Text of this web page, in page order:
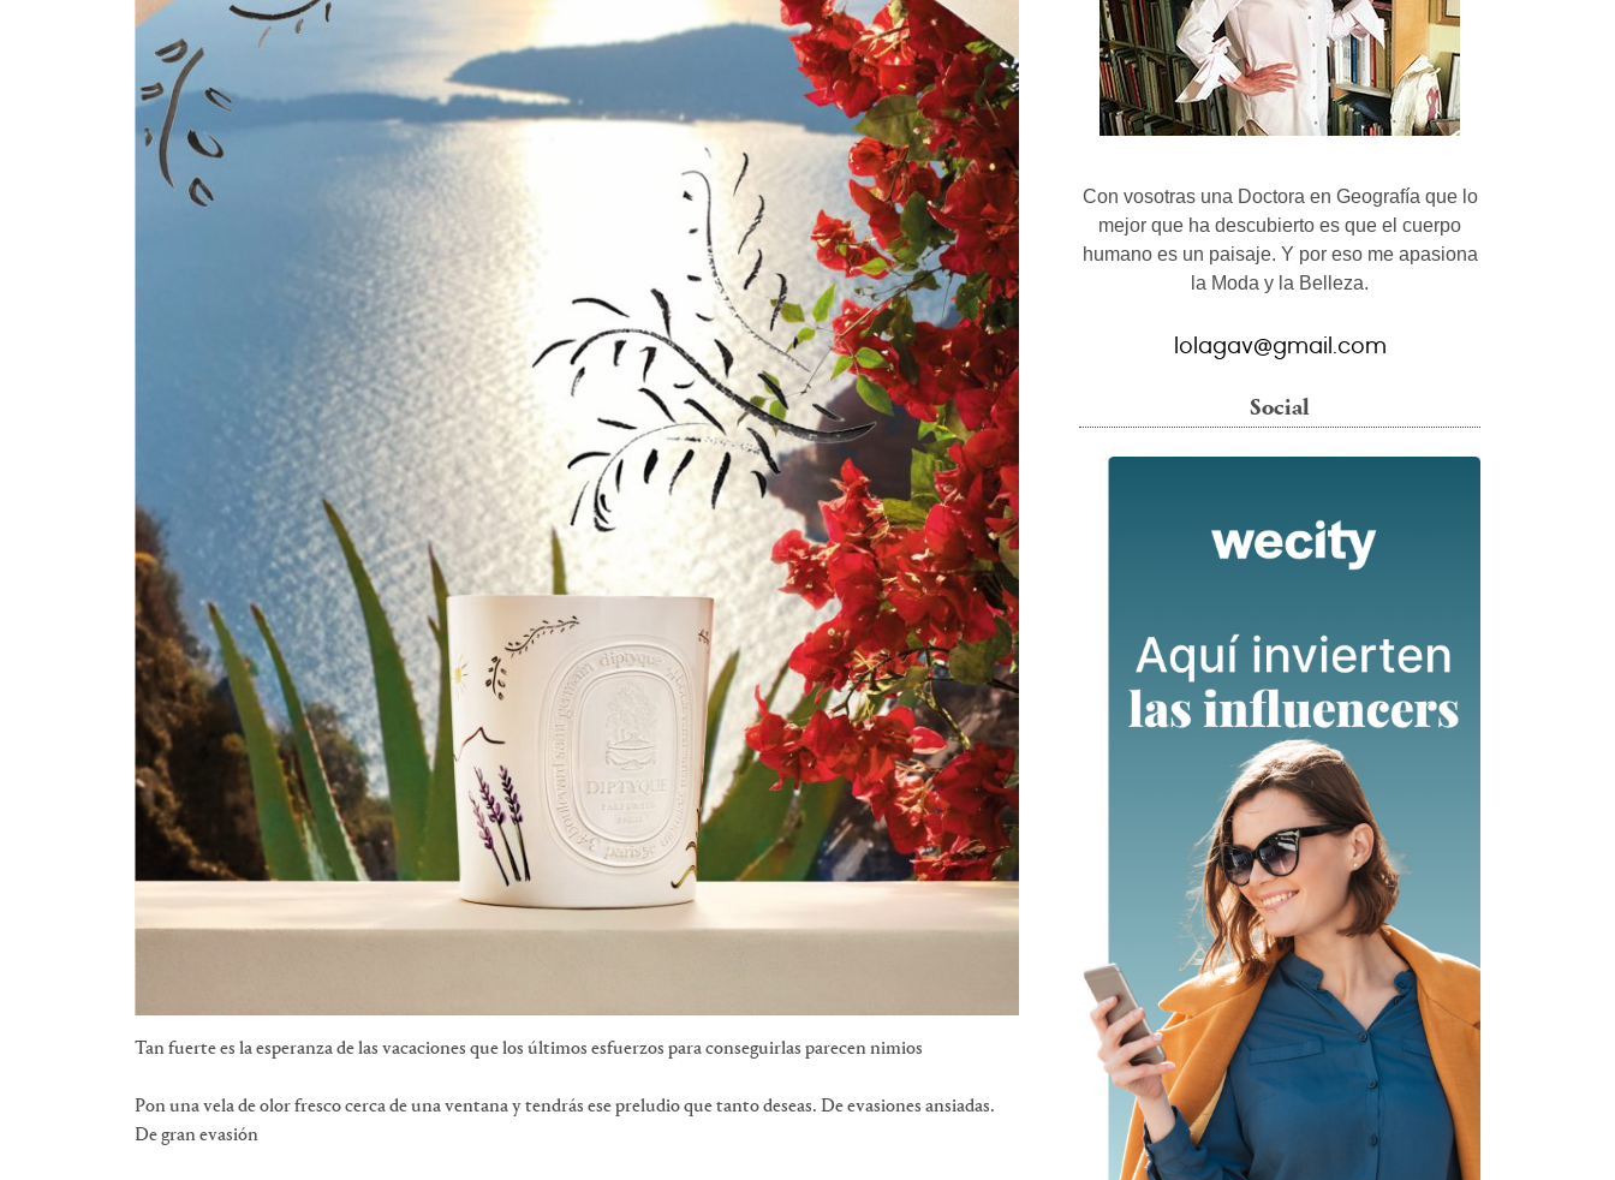
Tan fuerte es la esperanza de las vacaciones que los últimos esfuerzos para conseguirlas parecen nimios
Pon una vela de olor fresco cerca de una ventana y tendrás ese preludio que tanto deseas. De evasiones ansiadas.
De gran evasión
Con vosotras una Doctora en Geografía que lo
mejor que ha descubierto es que el cuerpo
humano es un paisaje. Y por eso me apasiona
la Moda y la Belleza.
lolagav@gmail.com
Social